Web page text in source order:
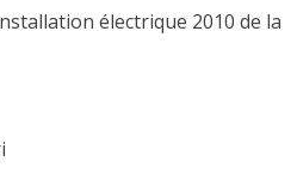
électrique 2010 de la